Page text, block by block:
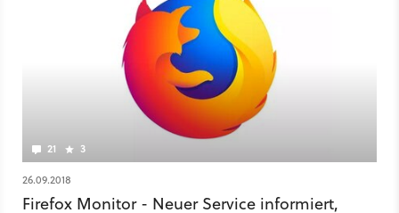
21 3
26.09.2018
Firefox Monitor - Neuer Service informiert,